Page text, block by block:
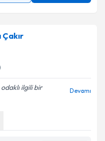
Çakır
ilgili bir
Devamı